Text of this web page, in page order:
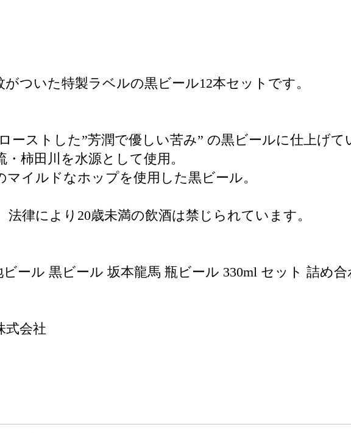
ついた特製ラベルの黒ビール12本セットです。
ーストした”芳潤で優しい苦み” の黒ビールに仕上げて
柿田川を水源として使用。
マイルドなホップを使用した黒ビール。
律により20歳未満の飲酒は禁じられています。
ール 黒ビール 坂本龍馬 瓶ビール 330ml セット 詰め
式会社